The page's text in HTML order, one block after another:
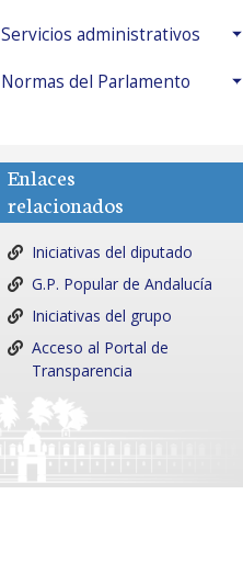
Servicios administrativos
Normas del Parlamento
Enlaces
relacionados
Iniciativas del diputado
G.P. Popular de Andalucía
Iniciativas del grupo
Acceso al Portal de
Transparencia